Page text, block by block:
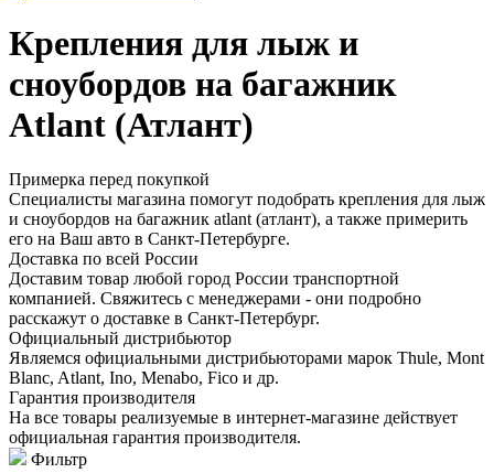
Крепления для лыж и
сноубордов на багажник
Atlant (Атлант)
Примерка перед покупкой
Специалисты магазина помогут подобрать крепления для лыж
и сноубордов на багажник atlant (атлант), а также примерить
его на Ваш авто в Санкт-Петербурге.
Доставка по всей России
Доставим товар любой город России транспортной
компанией. Свяжитесь с менеджерами - они подробно
расскажут о доставке в Санкт-Петербург.
Официальный дистрибьютор
Являемся официальными дистрибьюторами марок Thule, Mont
Blanc, Atlant, Ino, Menabo, Fico и др.
Гарантия производителя
На все товары реализуемые в интернет-магазине действует
официальная гарантия производителя.
Фильтр